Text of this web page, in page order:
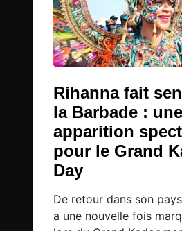
Rihanna fait
la Barbade : une
apparition
pour le Grand
Day
De retour dans son
a une nouvelle fois